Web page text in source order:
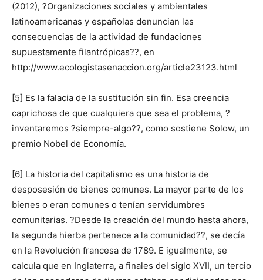
(2012), ?Organizaciones sociales y ambientales
latinoamericanas y españolas denuncian las
consecuencias de la actividad de fundaciones
supuestamente filantrópicas??, en
http://www.ecologistasenaccion.org/article23123.html
[5] Es la falacia de la sustitución sin fin. Esa creencia
caprichosa de que cualquiera que sea el problema, ?
inventaremos ?siempre-algo??, como sostiene Solow, un
premio Nobel de Economía.
[6] La historia del capitalismo es una historia de
desposesión de bienes comunes. La mayor parte de los
bienes o eran comunes o tenían servidumbres
comunitarias. ?Desde la creación del mundo hasta ahora,
la segunda hierba pertenece a la comunidad??, se decía
en la Revolución francesa de 1789. E igualmente, se
calcula que en Inglaterra, a finales del siglo XVII, un tercio